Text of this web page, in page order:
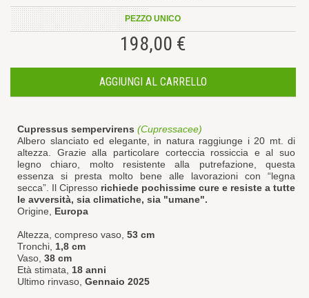
PEZZO UNICO
198,00 €
AGGIUNGI AL CARRELLO
Cupressus sempervirens (Cupressacee)
Albero slanciato ed elegante, in natura raggiunge i 20 mt. di
altezza. Grazie alla particolare corteccia rossiccia e al suo
legno chiaro, molto resistente alla putrefazione, questa
essenza si presta molto bene alle lavorazioni con “legna
secca”. Il Cipresso richiede pochissime cure e resiste a tutte
le avversità, sia climatiche, sia "umane".
Origine, Europa
Altezza, compreso vaso, 53 cm
Tronchi, 1,8 cm
Vaso, 38 cm
Età stimata, 18 anni
Ultimo rinvaso, Gennaio 2025